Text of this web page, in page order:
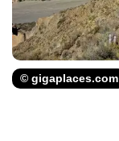
© gigaplaces.com